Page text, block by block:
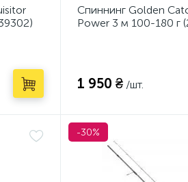
Спиннинг Golden
Power 3 м 100-180 г
1 950 ₴ /шт.
-30%